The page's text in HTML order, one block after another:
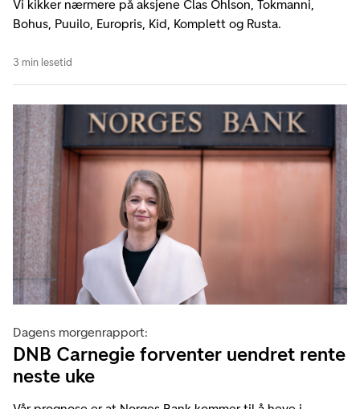
Vi kikker nærmere på aksjene Clas Ohlson, Tokmanni,
Bohus, Puuilo, Europris, Kid, Komplett og Rusta.
3 min lesetid
Dagens morgenrapport:
DNB Carnegie forventer uendret rente
neste uke